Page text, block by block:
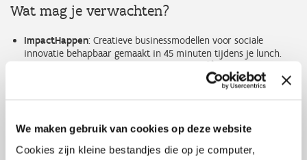
We maken gebruik van cookies op deze website
Cookies zijn kleine bestandjes die op je computer,
Wat mag je verwachten?
ImpactHappen: Creatieve businessmodellen voor sociale
innovatie behapbaar gemaakt in 45 minuten tijdens je lunch.
Een webinar vol concrete voorbeelden, originele formats en
Praktisch